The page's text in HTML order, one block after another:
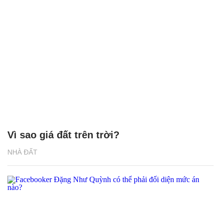
NHÀ ĐẤT
Vì sao giá đất trên trời?